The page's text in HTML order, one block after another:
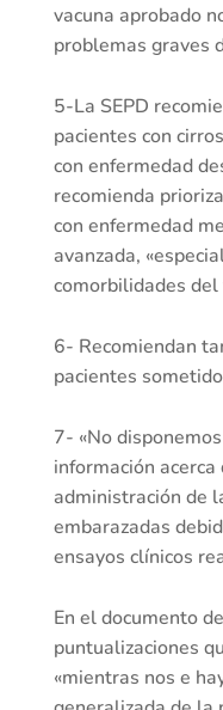
vacuna aprobado
problemas graves
5-La SEPD
pacientes con
con enfermedad
recomienda
con enfermedad
avanzada,
comorbilidades del
6- Recomiendan
pacientes
7- «No
información
administración de
embarazadas
ensayos clínicos
En el documento
puntualizaciones
«mientras nos e